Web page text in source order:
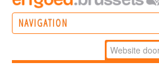
NAVIGATION
Zoek
Geavanceerd